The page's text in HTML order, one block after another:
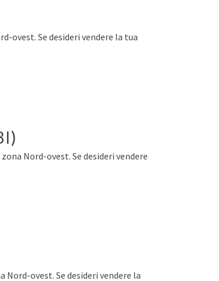
ovest. Se desideri vendere la tua
Nord-ovest. Se desideri vendere
ovest. Se desideri vendere la